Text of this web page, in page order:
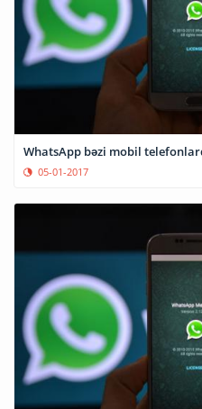
WhatsApp bəzi mobil
05-01-2017